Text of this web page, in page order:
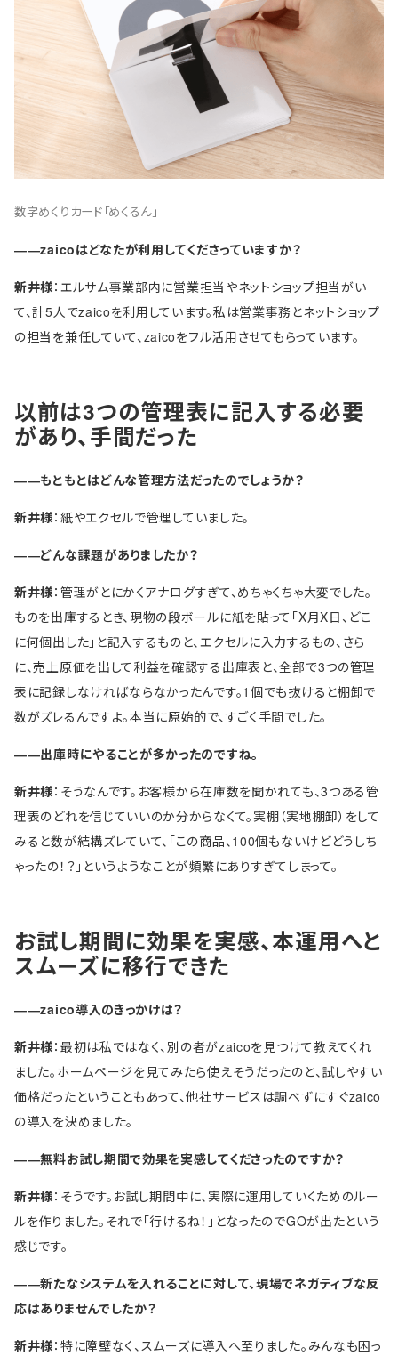
数字めくりカード「めくるん」
――zaicoはどなたが利用してくださっていますか？
新井様：エルサム事業部内に営業担当やネットショップ担当がい
て、計5人でzaicoを利用しています。私は営業事務とネットショップ
の担当を兼任していて、zaicoをフル活用させてもらっています。
以前は3つの管理表に記入する必要
があり、手間だった
――もともとはどんな管理方法だったのでしょうか？
新井様：紙やエクセルで管理していました。
――どんな課題がありましたか？
新井様：管理がとにかくアナログすぎて、めちゃくちゃ大変でした。
ものを出庫するとき、現物の段ボールに紙を貼って「X月X日、どこ
に何個出した」と記入するものと、エクセルに入力するもの、さら
に、売上原価を出して利益を確認する出庫表と、全部で3つの管理
表に記録しなければならなかったんです。1個でも抜けると棚卸で
数がズレるんですよ。本当に原始的で、すごく手間でした。
――出庫時にやることが多かったのですね。
新井様：そうなんです。お客様から在庫数を聞かれても、3つある管
理表のどれを信じていいのか分からなくて。実棚（実地棚卸）をして
みると数が結構ズレていて、「この商品、100個もないけどどうしち
ゃったの！？」というようなことが頻繁にありすぎてしまって。
お試し期間に効果を実感、本運用へと
スムーズに移行できた
――zaico導入のきっかけは？
新井様：最初は私ではなく、別の者がzaicoを見つけて教えてくれ
ました。ホームページを見てみたら使えそうだったのと、試しやすい
価格だったということもあって、他社サービスは調べずにすぐzaico
の導入を決めました。
――無料お試し期間で効果を実感してくださったのですか？
新井様：そうです。お試し期間中に、実際に運用していくためのルー
ルを作りました。それで「行けるね！」となったのでGOが出たという
感じです。
――新たなシステムを入れることに対して、現場でネガティブな反
応はありませんでしたか？
新井様：特に障壁なく、スムーズに導入へ至りました。みんなも困っ